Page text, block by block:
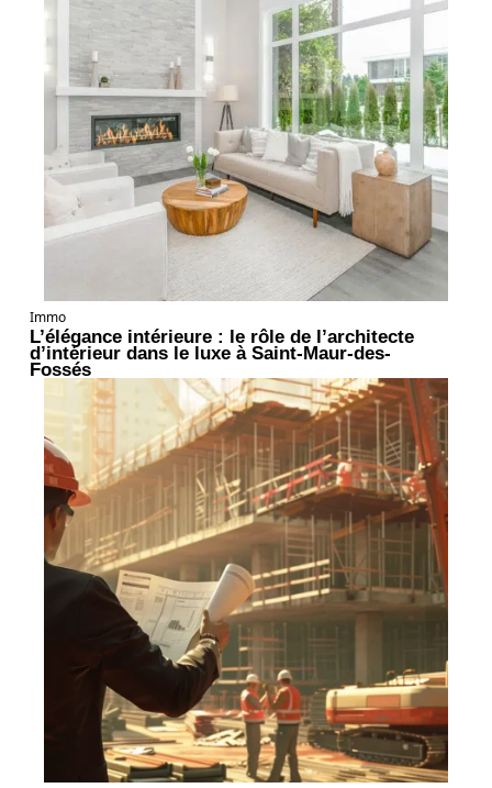
Immo
L’élégance intérieure : le rôle de l’architecte
d’intérieur dans le luxe à Saint-Maur-des-
Fossés